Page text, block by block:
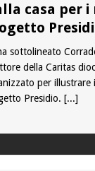
casa per
sottolineato
della Caritas
per illustrare
Presidio. [...]